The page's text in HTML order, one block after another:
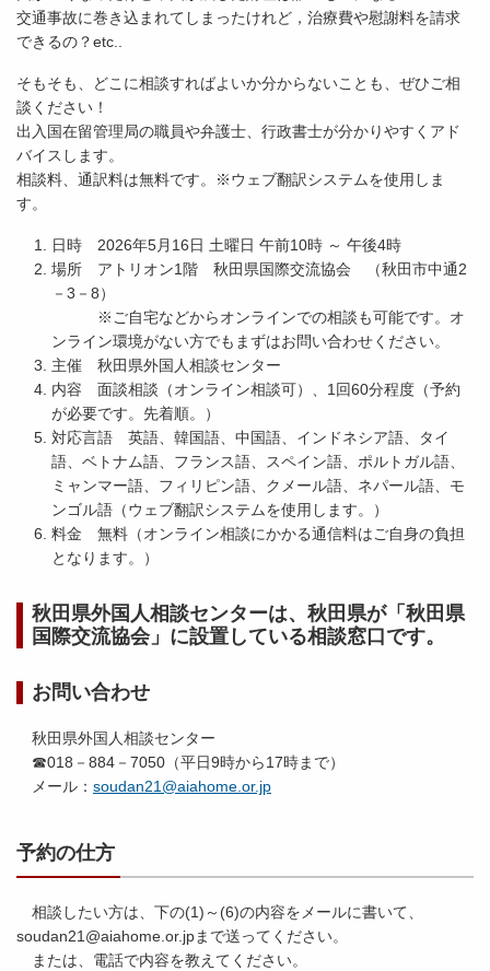
交通事故に巻き込まれてしまったけれど，治療費や慰謝料を請求
できるの？etc..
そもそも、どこに相談すればよいか分からないことも、ぜひご相
談ください！
出入国在留管理局の職員や弁護士、行政書士が分かりやすくアド
バイスします。
相談料、通訳料は無料です。※ウェブ翻訳システムを使用しま
す。
日時 2026年5月16日 土曜日 午前10時 ～ 午後4時
場所 アトリオン1階 秋田県国際交流協会 （秋田市中通2
－3－8）
※ご自宅などからオンラインでの相談も可能です。オ
ンライン環境がない方でもまずはお問い合わせください。
主催 秋田県外国人相談センター
内容 面談相談（オンライン相談可）、1回60分程度（予約
が必要です。先着順。）
対応言語 英語、韓国語、中国語、インドネシア語、タイ
語、ベトナム語、フランス語、スペイン語、ポルトガル語、
ミャンマー語、フィリピン語、クメール語、ネパール語、モ
ンゴル語（ウェブ翻訳システムを使用します。）
料金 無料（オンライン相談にかかる通信料はご自身の負担
となります。）
秋田県外国人相談センターは、秋田県が「秋田県
国際交流協会」に設置している相談窓口です。
お問い合わせ
秋田県外国人相談センター
☎018－884－7050（平日9時から17時まで）
メール： soudan21@aiahome.or.jp
予約の仕方
相談したい方は、下の(1)～(6)の内容をメールに書いて、
soudan21@aiahome.or.jpまで送ってください。
または、電話で内容を教えてください。